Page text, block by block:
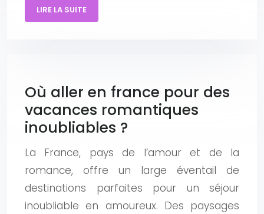
LIRE LA SUITE
Où aller en france pour des
vacances romantiques
inoubliables ?
La France, pays de l’amour et de la
romance, offre un large éventail de
destinations parfaites pour un séjour
inoubliable en amoureux. Des paysages